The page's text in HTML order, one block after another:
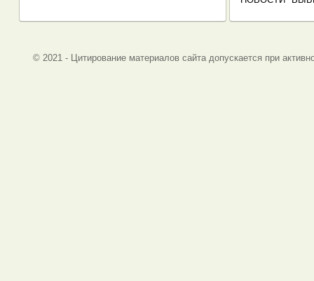
© 2021 - Цитирование материалов сайта допускается при